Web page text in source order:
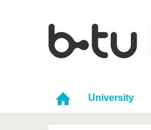
University